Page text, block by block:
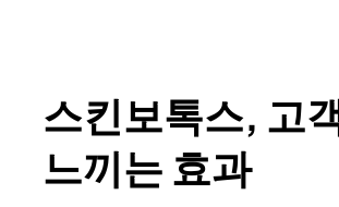
스킨보톡스, 고
느끼는 효과